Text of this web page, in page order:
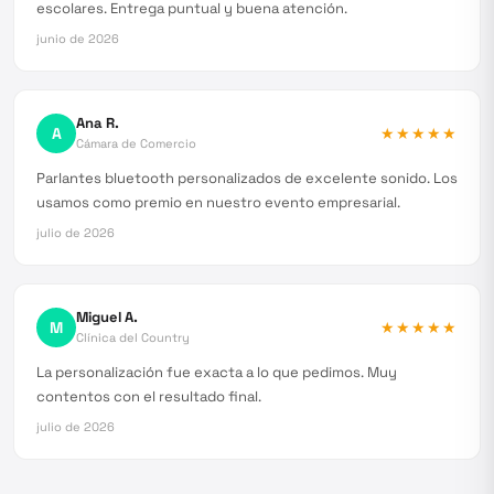
escolares. Entrega puntual y buena atención.
junio de 2026
A Ana R.
Cámara de Comercio
★★★★★
Parlantes bluetooth personalizados de excelente sonido. Los
usamos como premio en nuestro evento empresarial.
julio de 2026
M Miguel A.
Clínica del Country
★★★★★
La personalización fue exacta a lo que pedimos. Muy
contentos con el resultado final.
julio de 2026